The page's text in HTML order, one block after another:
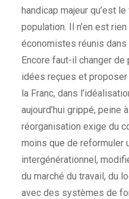
handicap majeur qu’est
population. Il n’en est
économistes réunis
Encore faut-il changer
idées reçues et
la Franc, dans
aujourd’hui grippé, peine
réorganisation exige du
moins que de reformuler
intergénérationnel,
du marché du travail, du
avec des systèmes de